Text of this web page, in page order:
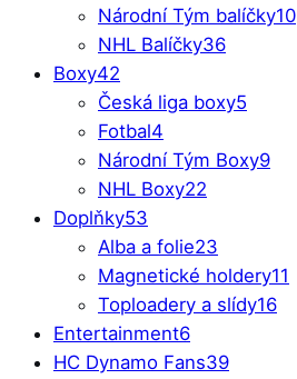
Národní Tým balíčky10
NHL Balíčky36
Boxy42
Česká liga boxy5
Fotbal4
Národní Tým Boxy9
NHL Boxy22
Doplňky53
Alba a folie23
Magnetické holdery11
Toploadery a slídy16
Entertainment6
HC Dynamo Fans39